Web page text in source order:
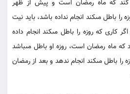
كند كه ماه رمضان است و پيش از ظهر
را باطل مى‏كند انجام نداده باشد، بايد نيت
كارى كه روزه را باطل مى‏كند انجام داده
كه ماه رمضان است، روزه او باطل مى‏باشد
را باطل مى‏كند انجام ندهد و بعد از رمضان